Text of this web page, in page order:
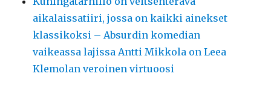
aikalaissatiiri, jossa on kaikki ainekset
klassikoksi – Absurdin komedian
vaikeassa lajissa Antti Mikkola on Leea
Klemolan veroinen virtuoosi